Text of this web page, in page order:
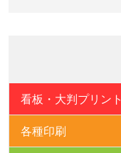
看板・大判プリント
各種印刷